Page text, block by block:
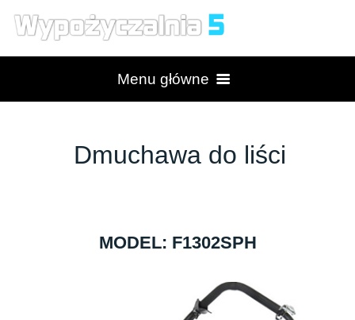
Menu główne
Wypożyczalnia
Dmuchawa do liści
MODEL: F1302SPH